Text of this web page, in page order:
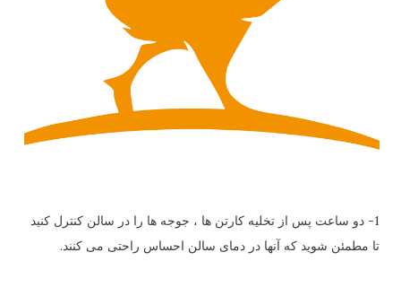
1- دو ساعت پس از تخلیه کارتن ها ، جوجه ها را در سالن کنترل کنید
تا مطمئن شوید که آنها در دمای سالن احساس راحتی می کنند.